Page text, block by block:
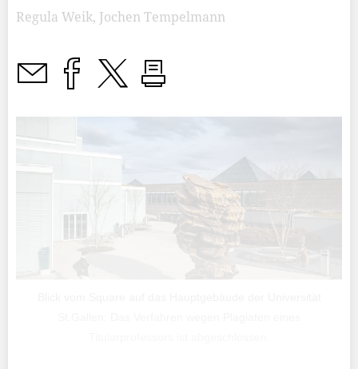
Regula Weik, Jochen Tempelmann